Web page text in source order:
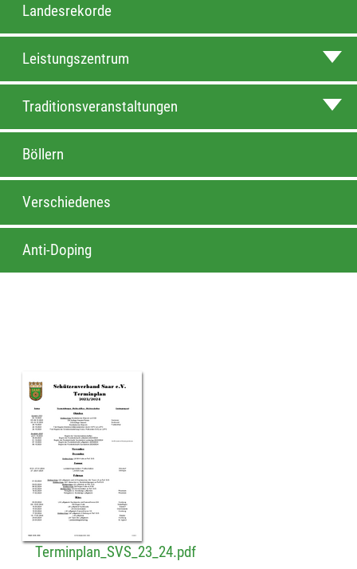
Landesrekorde
Leistungszentrum
Traditionsveranstaltungen
Böllern
Verschiedenes
Anti-Doping
Terminplan_SVS_23_24.pdf